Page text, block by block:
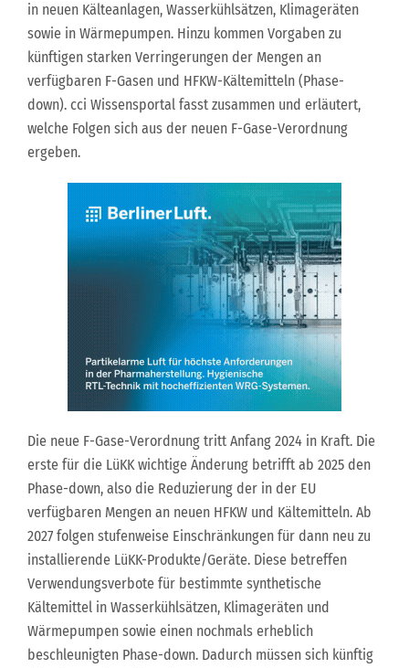
in neuen Kälteanlagen, Wasserkühlsätzen, Klimageräten
sowie in Wärmepumpen. Hinzu kommen Vorgaben zu
künftigen starken Verringerungen der Mengen an
verfügbaren F-Gasen und HFKW-Kältemitteln (Phase-
down). cci Wissensportal fasst zusammen und erläutert,
welche Folgen sich aus der neuen F-Gase-Verordnung
ergeben.
Die neue F-Gase-Verordnung tritt Anfang 2024 in Kraft. Die
erste für die LüKK wichtige Änderung betrifft ab 2025 den
Phase-down, also die Reduzierung der in der EU
verfügbaren Mengen an neuen HFKW und Kältemitteln. Ab
2027 folgen stufenweise Einschränkungen für dann neu zu
installierende LüKK-Produkte/Geräte. Diese betreffen
Verwendungsverbote für bestimmte synthetische
Kältemittel in Wasserkühlsätzen, Klimageräten und
Wärmepumpen sowie einen nochmals erheblich
beschleunigten Phase-down. Dadurch müssen sich künftig